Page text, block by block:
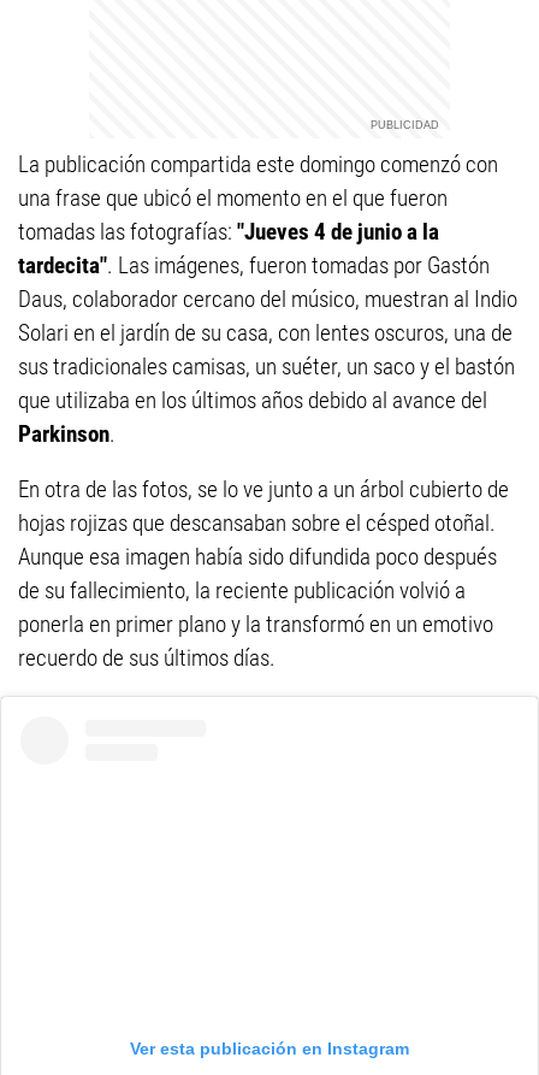
La publicación compartida este domingo comenzó con
una frase que ubicó el momento en el que fueron
tomadas las fotografías: "Jueves 4 de junio a la
tardecita". Las imágenes, fueron tomadas por Gastón
Daus, colaborador cercano del músico, muestran al Indio
Solari en el jardín de su casa, con lentes oscuros, una de
sus tradicionales camisas, un suéter, un saco y el bastón
que utilizaba en los últimos años debido al avance del
Parkinson.
En otra de las fotos, se lo ve junto a un árbol cubierto de
hojas rojizas que descansaban sobre el césped otoñal.
Aunque esa imagen había sido difundida poco después
de su fallecimiento, la reciente publicación volvió a
ponerla en primer plano y la transformó en un emotivo
recuerdo de sus últimos días.
Ver esta publicación en Instagram